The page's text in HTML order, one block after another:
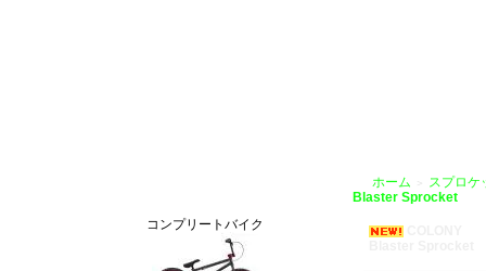
コンプリートバイク
ホーム
スプロケ
Blaster Sprocket